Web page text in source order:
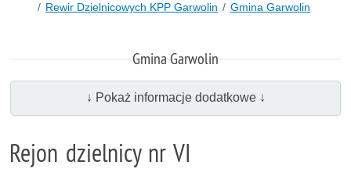
Rewir Dzielnicowych KPP Garwolin
Gmina Garwolin
Gmina Garwolin
↓ Pokaż informacje dodatkowe ↓
Rejon dzielnicy nr VI